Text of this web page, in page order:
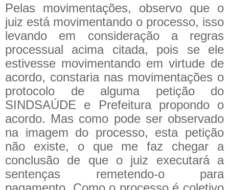
Pelas movimentações, observo que o
juiz está movimentando o processo, isso
levando em consideração a regras
processual acima citada, pois se ele
estivesse movimentando em virtude de
acordo, constaria nas movimentações o
protocolo de alguma petição do
SINDSAÚDE e Prefeitura propondo o
acordo. Mas como pode ser observado
na imagem do processo, esta petição
não existe, o que me faz chegar a
conclusão de que o juiz executará a
sentenças remetendo-o para